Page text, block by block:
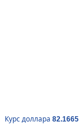
Курс доллара 82.1665